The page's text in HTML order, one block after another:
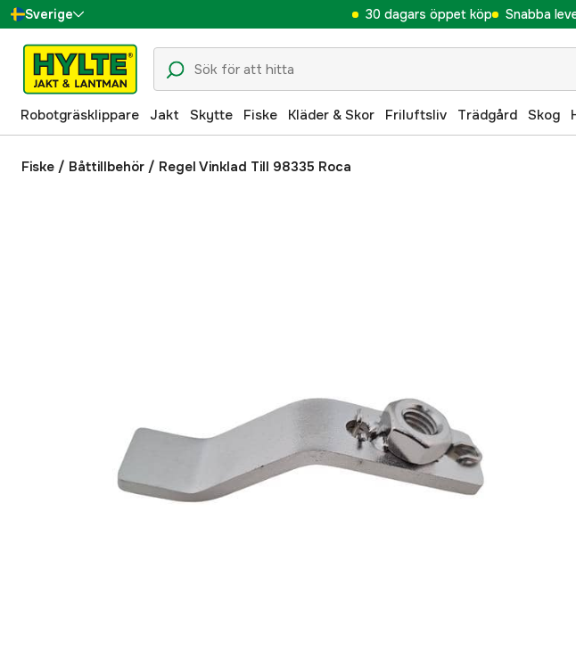
Sverige
Danmark
Suomi
Norge
Deutschland
30 dagars öppet köp Snabba
Robotgräsklippare Jakt Skytte Fiske Kläder & Skor Friluftsliv Trädgård Skog
Fiske / Båttillbehör / Regel Vinklad Till 98335 Roca